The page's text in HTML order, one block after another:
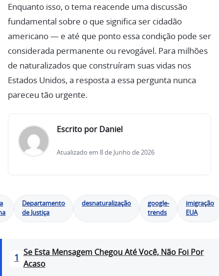
Enquanto isso, o tema reacende uma discussão
fundamental sobre o que significa ser cidadão
americano — e até que ponto essa condição pode ser
considerada permanente ou revogável. Para milhões
de naturalizados que construíram suas vidas nos
Estados Unidos, a resposta a essa pergunta nunca
pareceu tão urgente.
Escrito por Daniel
Atualizado em 8 de Junho de 2026
Departamento
de Justiça
desnaturalização
google-
trends
imigração
EUA
1
Se Esta Mensagem Chegou Até Você, Não Foi Por
Acaso